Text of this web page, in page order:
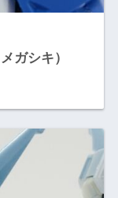
ガシキ）